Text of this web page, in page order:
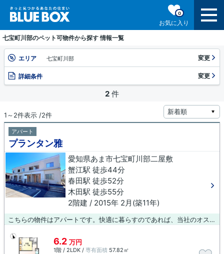
お気に入り
0
七宝町川部のペット可物件から探す 情報一覧
エリア 七宝町川部 変更
詳細条件 変更
2 件
1～2件表示 /2件
アパート
プランタン雅
愛知県あま市七宝町川部二屋敷
蟹江駅 徒歩44分
春田駅 徒歩52分
木田駅 徒歩55分
2階建 / 2015年 2月(築11年)
こちらの物件はアパートです。快適に暮らすのであれば、当社のオススメ物件はいかがでしょうか？お客様のライフスタイルに適した物件情報をご提供いたします。お気軽にお問い合わせ下さい。
6.2 万円
1階 / 2LDK / 専有面積 57.82㎡